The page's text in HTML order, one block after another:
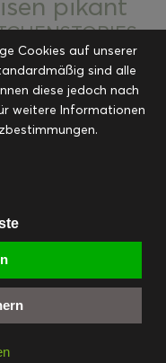
Kuchen und
&
Ostern Resteküche
Startseite
Suppen
EMAIL
Cookies auf unserer
sind alle
diese jedoch nach
weitere Informationen